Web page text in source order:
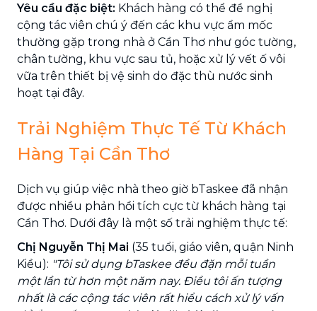
Yêu cầu đặc biệt: Khách hàng có thể đề nghị
cộng tác viên chú ý đến các khu vực ẩm mốc
thường gặp trong nhà ở Cần Thơ như góc tường,
chân tường, khu vực sau tủ, hoặc xử lý vết ố vôi
vữa trên thiết bị vệ sinh do đặc thù nước sinh
hoạt tại đây.
Trải Nghiệm Thực Tế Từ Khách
Hàng Tại Cần Thơ
Dịch vụ giúp việc nhà theo giờ bTaskee đã nhận
được nhiều phản hồi tích cực từ khách hàng tại
Cần Thơ. Dưới đây là một số trải nghiệm thực tế:
Chị Nguyễn Thị Mai (35 tuổi, giáo viên, quận Ninh
Kiều): "Tôi sử dụng bTaskee đều đặn mỗi tuần
một lần từ hơn một năm nay. Điều tôi ấn tượng
nhất là các cộng tác viên rất hiểu cách xử lý vấn